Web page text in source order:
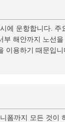
에 운항합니다. 주
해안까지 노선
이용하기 때문입
폼까지 모든 것이